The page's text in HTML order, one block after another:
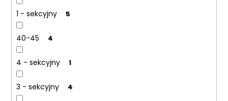
1 - sekcyjny 5
40-45 4
4 - sekcyjny 1
3 - sekcyjny 4